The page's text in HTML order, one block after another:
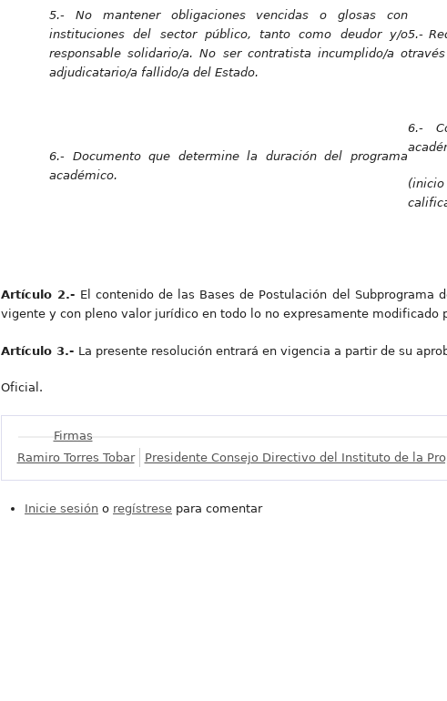
5.- No mantener obligaciones vencidas o glosas con
instituciones del sector público, tanto como deudor y/o
responsable solidario/a. No ser contratista incumplido/a o
adjudicatario/a fallido/a del Estado.
5.-
6.- Documento que determine la duración del programa
académico.
6.-
Artículo 2.- El contenido de las Bases de Postulación del Subprograma
vigente y con pleno valor jurídico en todo lo no expresamente modificado
Artículo 3.- La presente resolución entrará en vigencia a partir de su
Oficial.
Mostrar
Firmas
Ramiro Torres Tobar Presidente Consejo Directivo del Instituto de la
Inicie sesión o regístrese para comentar